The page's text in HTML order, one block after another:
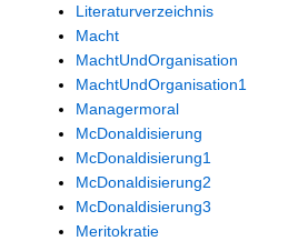
Literaturverzeichnis
Macht
MachtUndOrganisation
MachtUndOrganisation1
Managermoral
McDonaldisierung
McDonaldisierung1
McDonaldisierung2
McDonaldisierung3
Meritokratie